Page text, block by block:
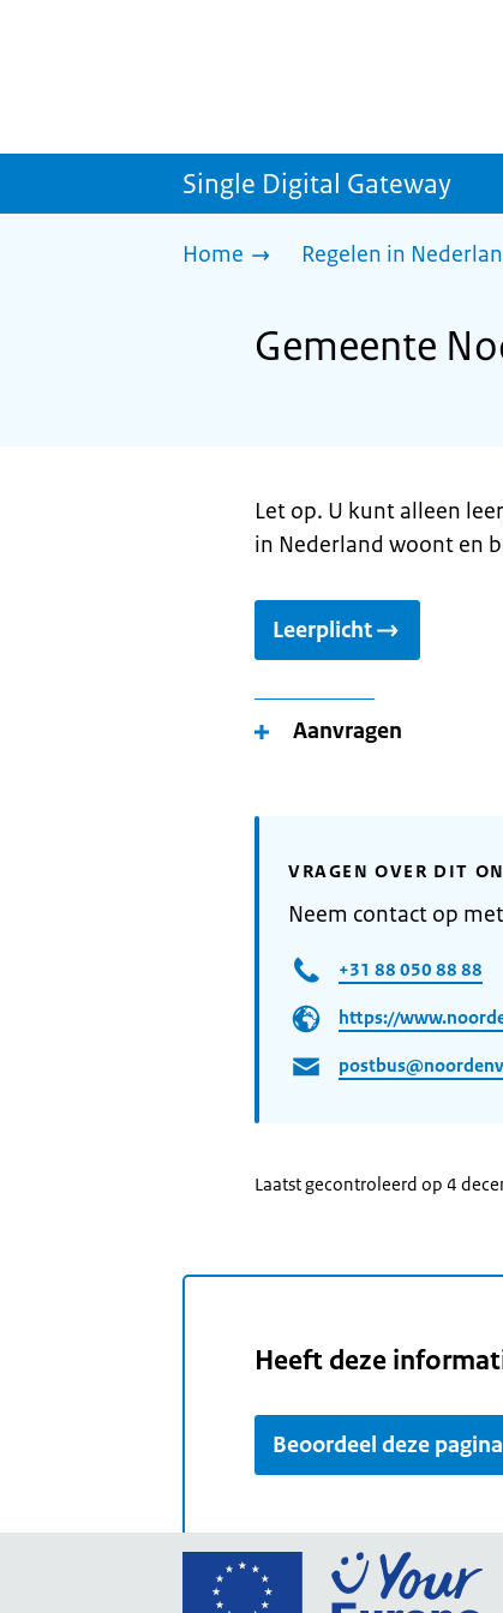
Single Digital Gateway
Home Regelen in
Gemeente
Let op. U kunt alleen
in Nederland woont en
Leerplicht
Aanvragen
VRAGEN OVER DIT
Neem contact op
+31 88 050 88 88
https://
Laatst gecontroleerd op 4
Heeft deze
Beoordeel deze pagina
Ga